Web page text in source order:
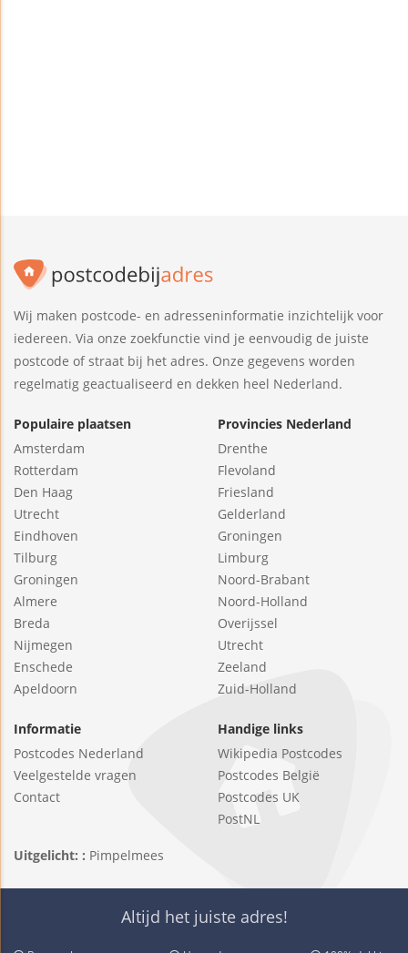
Wij maken postcode- en adresseninformatie inzichtelijk voor
iedereen. Via onze zoekfunctie vind je eenvoudig de juiste
postcode of straat bij het adres. Onze gegevens worden
regelmatig geactualiseerd en dekken heel Nederland.
Populaire plaatsen
Amsterdam
Rotterdam
Den Haag
Utrecht
Eindhoven
Tilburg
Groningen
Almere
Breda
Nijmegen
Enschede
Apeldoorn
Provincies Nederland
Drenthe
Flevoland
Friesland
Gelderland
Groningen
Limburg
Noord-Brabant
Noord-Holland
Overijssel
Utrecht
Zeeland
Zuid-Holland
Informatie
Postcodes Nederland
Veelgestelde vragen
Contact
Handige links
Wikipedia Postcodes
Postcodes België
Postcodes UK
PostNL
Uitgelicht: : Pimpelmees
Altijd het juiste adres!